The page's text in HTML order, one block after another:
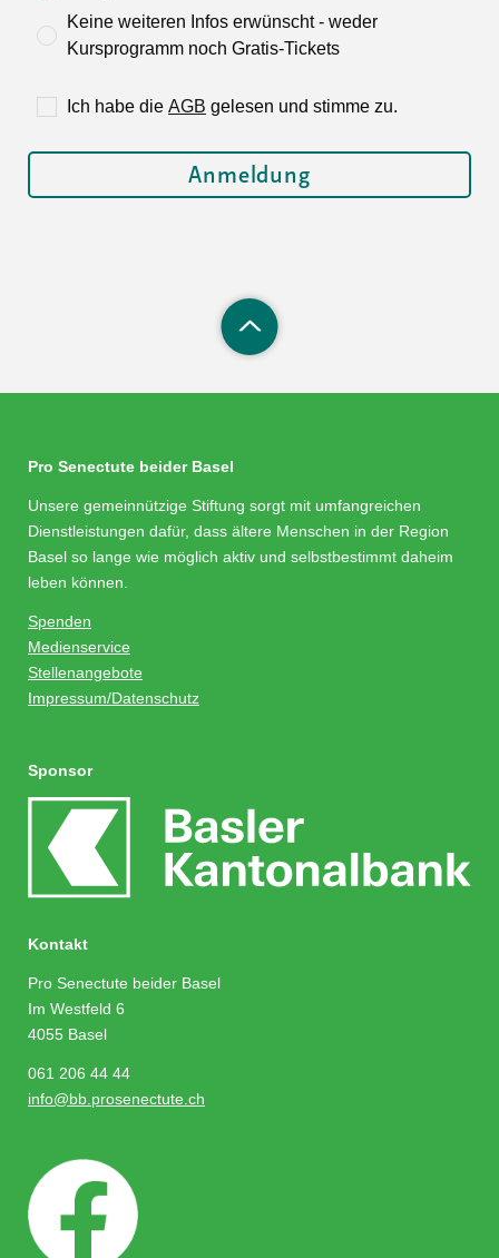
Keine weiteren Infos erwünscht - weder
Kursprogramm noch Gratis-Tickets
Ich habe die AGB gelesen und stimme zu.
Pro Senectute beider Basel
Unsere gemeinnützige Stiftung sorgt mit umfangreichen
Dienstleistungen dafür, dass ältere Menschen in der Region
Basel so lange wie möglich aktiv und selbstbestimmt daheim
leben können.
Spenden
Medienservice
Stellenangebote
Impressum/Datenschutz
Sponsor
Kontakt
Pro Senectute beider Basel
Im Westfeld 6
4055 Basel
061 206 44 44
info@bb.prosenectute.ch